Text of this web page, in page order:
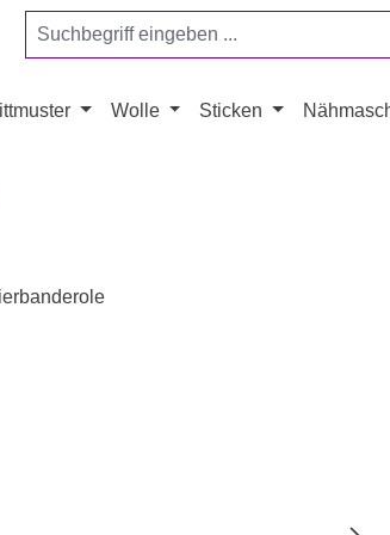
Wolle Sticken